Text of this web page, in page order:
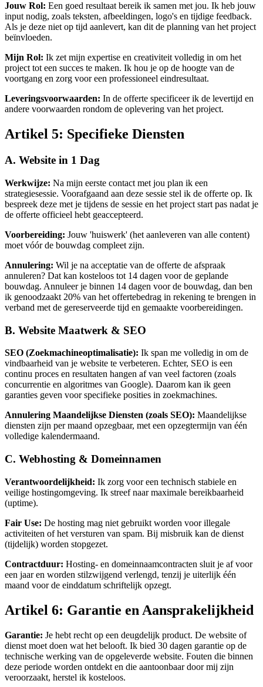
Jouw Rol: Een goed resultaat bereik ik samen met jou. Ik heb jouw
input nodig, zoals teksten, afbeeldingen, logo's en tijdige feedback.
Als je deze niet op tijd aanlevert, kan dit de planning van het project
beïnvloeden.
Mijn Rol: Ik zet mijn expertise en creativiteit volledig in om het
project tot een succes te maken. Ik hou je op de hoogte van de
voortgang en zorg voor een professioneel eindresultaat.
Leveringsvoorwaarden: In de offerte specificeer ik de levertijd en
andere voorwaarden rondom de oplevering van het project.
Artikel 5: Specifieke Diensten
A. Website in 1 Dag
Werkwijze: Na mijn eerste contact met jou plan ik een
strategiesessie. Voorafgaand aan deze sessie stel ik de offerte op. Ik
bespreek deze met je tijdens de sessie en het project start pas nadat je
de offerte officieel hebt geaccepteerd.
Voorbereiding: Jouw 'huiswerk' (het aanleveren van alle content)
moet vóór de bouwdag compleet zijn.
Annulering: Wil je na acceptatie van de offerte de afspraak
annuleren? Dat kan kosteloos tot 14 dagen voor de geplande
bouwdag. Annuleer je binnen 14 dagen voor de bouwdag, dan ben
ik genoodzaakt 20% van het offertebedrag in rekening te brengen in
verband met de gereserveerde tijd en gemaakte voorbereidingen.
B. Website Maatwerk & SEO
SEO (Zoekmachineoptimalisatie): Ik span me volledig in om de
vindbaarheid van je website te verbeteren. Echter, SEO is een
continu proces en resultaten hangen af van veel factoren (zoals
concurrentie en algoritmes van Google). Daarom kan ik geen
garanties geven voor specifieke posities in zoekmachines.
Annulering Maandelijkse Diensten (zoals SEO): Maandelijkse
diensten zijn per maand opzegbaar, met een opzegtermijn van één
volledige kalendermaand.
C. Webhosting & Domeinnamen
Verantwoordelijkheid: Ik zorg voor een technisch stabiele en
veilige hostingomgeving. Ik streef naar maximale bereikbaarheid
(uptime).
Fair Use: De hosting mag niet gebruikt worden voor illegale
activiteiten of het versturen van spam. Bij misbruik kan de dienst
(tijdelijk) worden stopgezet.
Contractduur: Hosting- en domeinnaamcontracten sluit je af voor
een jaar en worden stilzwijgend verlengd, tenzij je uiterlijk één
maand voor de einddatum schriftelijk opzegt.
Artikel 6: Garantie en Aansprakelijkheid
Garantie: Je hebt recht op een deugdelijk product. De website of
dienst moet doen wat het belooft. Ik bied 30 dagen garantie op de
technische werking van de opgeleverde website. Fouten die binnen
deze periode worden ontdekt en die aantoonbaar door mij zijn
veroorzaakt, herstel ik kosteloos.